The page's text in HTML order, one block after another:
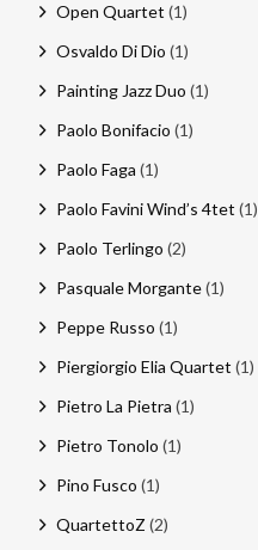
Open Quartet (1)
Osvaldo Di Dio (1)
Painting Jazz Duo (1)
Paolo Bonifacio (1)
Paolo Faga (1)
Paolo Favini Wind’s 4tet (1)
Paolo Terlingo (2)
Pasquale Morgante(1)
Peppe Russo (1)
Piergiorgio Elia Quartet (1)
Pietro La Pietra (1)
Pietro Tonolo (1)
Pino Fusco (1)
QuartettoZ (2)